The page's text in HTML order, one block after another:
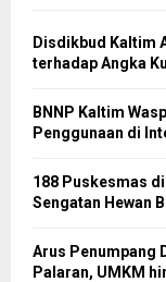
Disdikbud Kaltim
terhadap Angka
BNNP Kaltim
Penggunaan di
188 Puskesmas
Sengatan Hewan
Arus Penumpang
Palaran, UMKM